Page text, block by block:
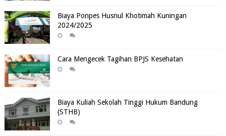
Biaya Ponpes Husnul Khotimah Kuningan
2024/2025
Cara Mengecek Tagihan BPJS Kesehatan
Biaya Kuliah Sekolah Tinggi Hukum Bandung
(STHB)